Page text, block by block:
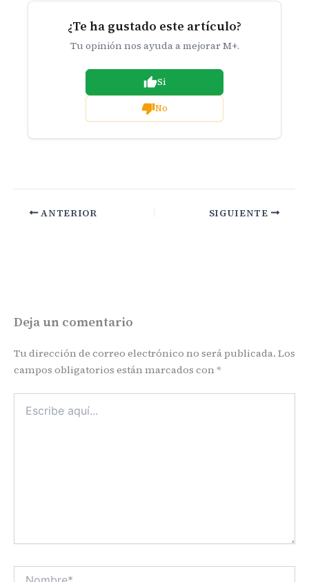
¿Te ha gustado este artículo?
Tu opinión nos ayuda a mejorar M+.
Si
No
ANTERIOR SIGUIENTE
Deja un comentario
Tu dirección de correo electrónico no será publicada. Los
campos obligatorios están marcados con *
aquí...
Nombre*